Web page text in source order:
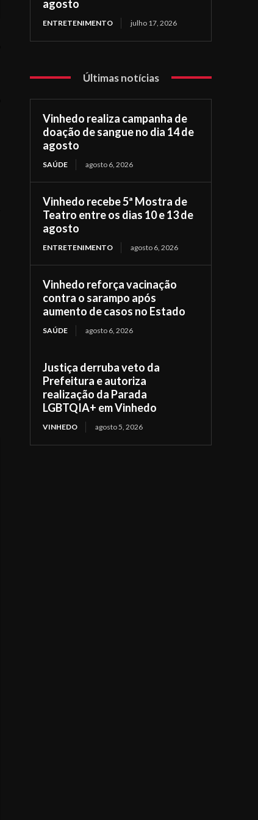
agosto
ENTRETENIMENTO julho 17, 2026
Últimas notícias
Vinhedo realiza campanha de
doação de sangue no dia 14 de
agosto
SAÚDE agosto 6, 2026
Vinhedo recebe 5ª Mostra de
Teatro entre os dias 10 e 13 de
agosto
ENTRETENIMENTO agosto 6, 2026
Vinhedo reforça vacinação
contra o sarampo após
aumento de casos no Estado
SAÚDE agosto 6, 2026
Justiça derruba veto da
Prefeitura e autoriza
realização da Parada
LGBTQIA+ em Vinhedo
VINHEDO agosto 5, 2026